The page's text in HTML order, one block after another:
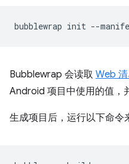
bubblewrap init --
Bubblewrap 会读取 Web
Android 项目中使用的值，
生成项目后，运行以下命令